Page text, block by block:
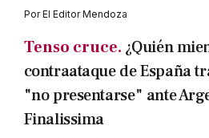
PorEl Editor Mendoza
Tenso cruce. ¿Quién
contraataque de España
"no presentarse" ante
Finalissima